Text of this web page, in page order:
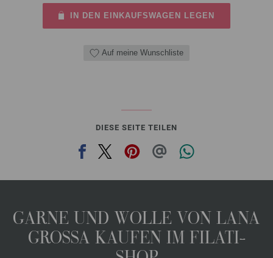
IN DEN EINKAUFSWAGEN LEGEN
Auf meine Wunschliste
DIESE SEITE TEILEN
GARNE UND WOLLE VON LANA
GROSSA KAUFEN IM FILATI-